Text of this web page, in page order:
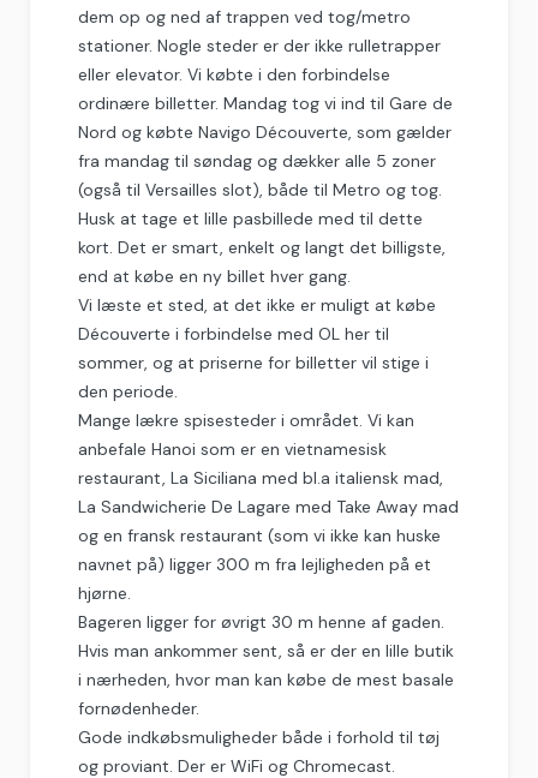
dem op og ned af trappen ved tog/metro
stationer. Nogle steder er der ikke rulletrapper
eller elevator. Vi købte i den forbindelse
ordinære billetter. Mandag tog vi ind til Gare de
Nord og købte Navigo Découverte, som gælder
fra mandag til søndag og dækker alle 5 zoner
(også til Versailles slot), både til Metro og tog.
Husk at tage et lille pasbillede med til dette
kort. Det er smart, enkelt og langt det billigste,
end at købe en ny billet hver gang.
Vi læste et sted, at det ikke er muligt at købe
Découverte i forbindelse med OL her til
sommer, og at priserne for billetter vil stige i
den periode.
Mange lækre spisesteder i området. Vi kan
anbefale Hanoi som er en vietnamesisk
restaurant, La Siciliana med bl.a italiensk mad,
La Sandwicherie De Lagare med Take Away mad
og en fransk restaurant (som vi ikke kan huske
navnet på) ligger 300 m fra lejligheden på et
hjørne.
Bageren ligger for øvrigt 30 m henne af gaden.
Hvis man ankommer sent, så er der en lille butik
i nærheden, hvor man kan købe de mest basale
fornødenheder.
Gode indkøbsmuligheder både i forhold til tøj
og proviant. Der er WiFi og Chromecast.